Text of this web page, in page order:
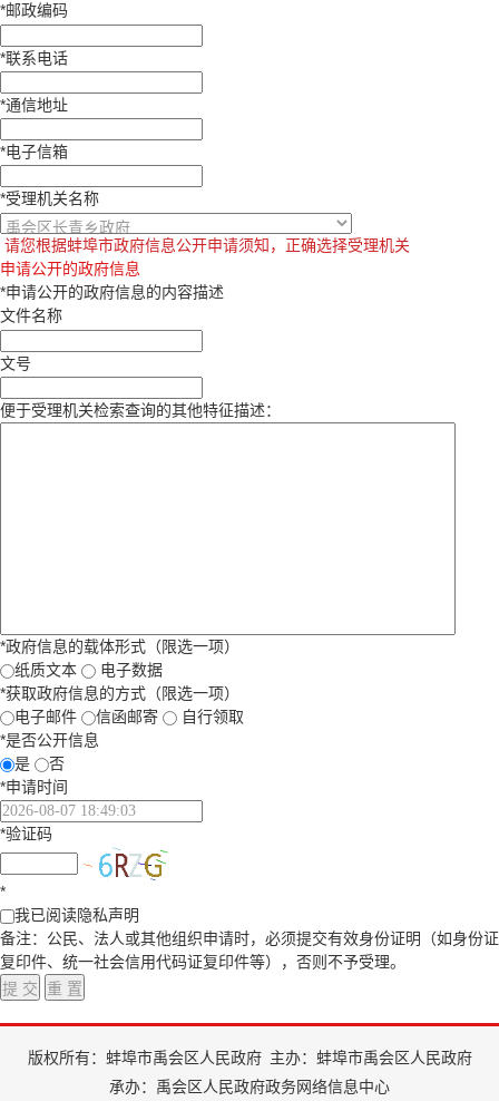
*邮政编码
*联系电话
*通信地址
*电子信箱
*受理机关名称
请您根据蚌埠市政府信息公开申请须知，正确选择受理机关
申请公开的政府信息
*申请公开的政府信息的内容描述
文件名称
文号
便于受理机关检索查询的其他特征描述：
*政府信息的载体形式（限选一项）
纸质文本
电子数据
*获取政府信息的方式（限选一项）
电子邮件
信函邮寄
自行领取
*是否公开信息
是
否
*申请时间
*验证码
*
我已阅读隐私声明
备注：公民、法人或其他组织申请时，必须提交有效身份证明（如身份证
复印件、统一社会信用代码证复印件等），否则不予受理。
版权所有：蚌埠市禹会区人民政府 主办：蚌埠市禹会区人民政府
承办：禹会区人民政府政务网络信息中心